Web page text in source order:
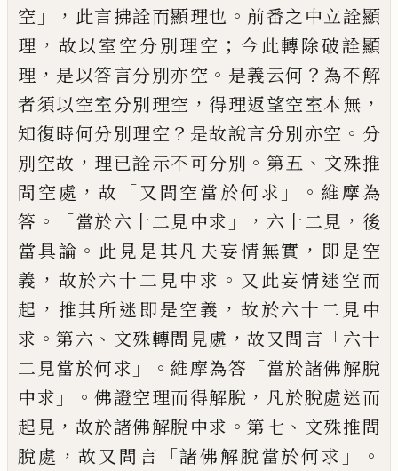
空 」， 此言拂詮而顯理也 。前番之中立詮顯
理 ， 故以室空分別理空 ； 今此轉除破詮顯
理 ， 是以答言分別亦空 。 是義云何 ？ 為不解
者須以空室分別理空 ， 得理返望空室本無 ，
知復時何分別理空 ？ 是故說言分別亦空 。 分
別空故 ， 理已詮示不可分別 。 第五 、 文殊推
問空處 ，故 「又問空當於何求 」。 維摩為
答 。「當於六十二見中求 」， 六十二見 ， 後
當具論 。 此見是其凡夫妄情無實 ， 即是空
義 ， 故於六十二見中求 。 又此妄情迷空而
起 ， 推其所迷即是空義 ， 故於六十二見中
求 。第六 、 文殊轉問見處 ，故又問言 「六十
二見當於何求 」。維摩為答 「當於諸佛解脫
中求 」。佛證空理而得解脫 ， 凡於脫處迷而
起見 ， 故於諸佛解脫中求 。第七 、 文殊推問
脫處 ，故又問言 「諸佛解脫當於何求 」。